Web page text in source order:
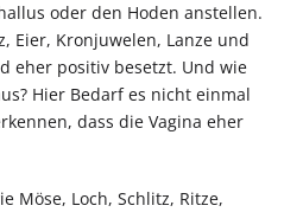
oder den Hoden anstellen.
Eier, Kronjuwelen, Lanze und
eher positiv besetzt. Und wie
Hier Bedarf es nicht einmal
dass die Vagina eher
Möse, Loch, Schlitz, Ritze,